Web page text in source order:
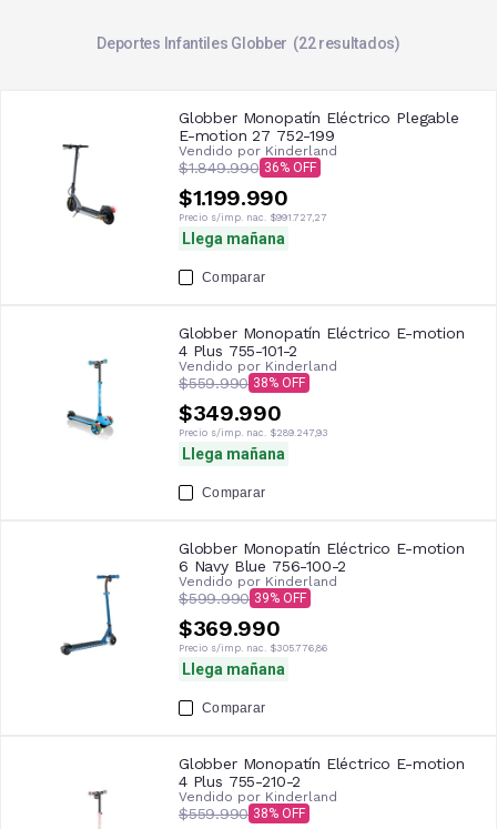
Deportes Infantiles Globber 22resultados
Globber Monopatín Eléctrico Plegable
E-motion 27 752-199
Vendido por Kinderland
$1.849.990 36
$1.199.990
Precio s/imp. nac. $991.727,27
Llega mañana
Comparar
Globber Monopatín Eléctrico E-motion
4 Plus 755-101-2
Vendido por Kinderland
$559.990 38
$349.990
Precio s/imp. nac. $289.247,93
Llega mañana
Comparar
Globber Monopatín Eléctrico E-motion
6 Navy Blue 756-100-2
Vendido por Kinderland
$599.990 39
$369.990
Precio s/imp. nac. $305.776,86
Llega mañana
Comparar
Globber Monopatín Eléctrico E-motion
4 Plus 755-210-2
Vendido por Kinderland
$559.990 38